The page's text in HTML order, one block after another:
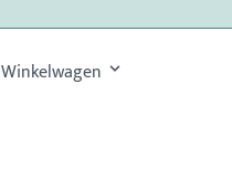
Winkelwagen